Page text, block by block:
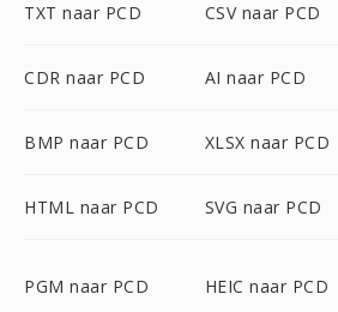
TXT naar PCD CSV naar PCD
CDR naar PCD AI naar PCD
BMP naar PCD XLSX naar PCD
HTML naar PCD SVG naar PCD
PGM naar PCD HEIC naar PCD